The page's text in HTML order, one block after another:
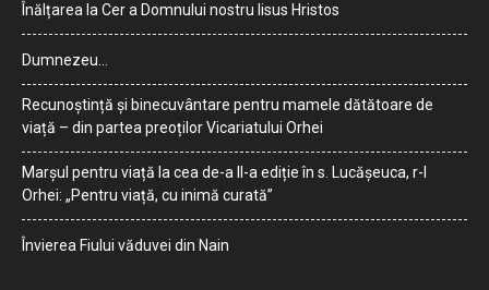
Înălțarea la Cer a Domnului nostru Iisus Hristos
Dumnezeu…
Recunoștință și binecuvântare pentru mamele dătătoare de
viață – din partea preoților Vicariatului Orhei
Marșul pentru viață la cea de-a II-a ediție în s. Lucășeuca, r-l
Orhei: „Pentru viață, cu inimă curată”
Învierea Fiului văduvei din Nain